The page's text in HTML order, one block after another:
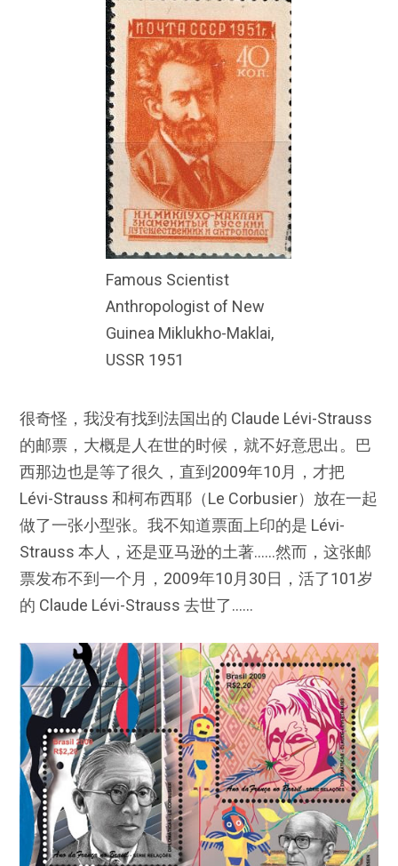
Famous Scientist
Anthropologist of New
Guinea Miklukho-Maklai,
USSR 1951
很奇怪，我没有找到法国出的 Claude Lévi-Strauss
的邮票，大概是人在世的时候，就不好意思出。巴
西那边也是等了很久，直到2009年10月，才把
Lévi-Strauss 和柯布西耶（Le Corbusier）放在一起
做了一张小型张。我不知道票面上印的是 Lévi-
Strauss 本人，还是亚马逊的土著……然而，这张邮
票发布不到一个月，2009年10月30日，活了101岁
的 Claude Lévi-Strauss 去世了……